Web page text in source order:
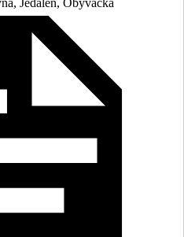
Jedáleň, Obývačka
Puristik